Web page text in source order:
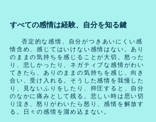
すべての感情は経験、自分を知る鍵
否定的な感情、自分がつきあいにくい感
情含め、感じてはいけない感情はない。あり
のままの気持ちを感じることが大切。怒った
り、悲しかったり、ネガティブな感情がわい
てきたら、ありのままの気持ちを感じ、向き
合い、受け入れる。そうした感情を我慢した
り、見ないふりをしたり、抑圧すると、自分
のなかに痛みとして残る。悲しい時は思い切
り泣き、怒りがわいたら怒り、感情を解放す
る。日々の感情を溜め込まない。